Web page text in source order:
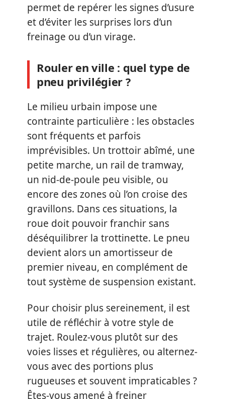
permet de repérer les signes d’usure
et d’éviter les surprises lors d’un
freinage ou d’un virage.
Rouler en ville : quel type de
pneu privilégier ?
Le milieu urbain impose une
contrainte particulière : les obstacles
sont fréquents et parfois
imprévisibles. Un trottoir abîmé, une
petite marche, un rail de tramway,
un nid-de-poule peu visible, ou
encore des zones où l’on croise des
gravillons. Dans ces situations, la
roue doit pouvoir franchir sans
déséquilibrer la trottinette. Le pneu
devient alors un amortisseur de
premier niveau, en complément de
tout système de suspension existant.
Pour choisir plus sereinement, il est
utile de réfléchir à votre style de
trajet. Roulez-vous plutôt sur des
voies lisses et régulières, ou alternez-
vous avec des portions plus
rugueuses et souvent impraticables ?
Êtes-vous amené à freiner